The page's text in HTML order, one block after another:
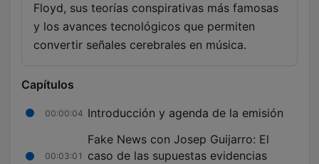
Floyd, sus teorías conspirativas más famosas
y los avances tecnológicos que permiten
convertir señales cerebrales en música.
Capítulos
00:00:04 Introducción y agenda de la emisión
00:03:01
Fake News con Josep Guijarro: El
caso de las supuestas evidencias